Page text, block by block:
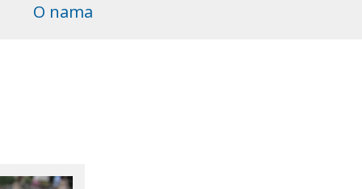
O nama